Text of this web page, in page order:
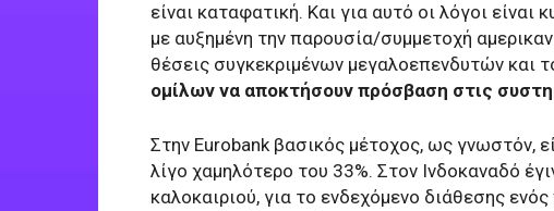
είναι καταφατική. Και για αυτό οι λόγοι είναι
με αυξημένη την παρουσία/συμμετοχή
θέσεις συγκεκριμένων μεγαλοεπενδυτών και
ομίλων να αποκτήσουν πρόσβαση στις
Στην Eurobank βασικός μέτοχος, ως γνωστόν,
λίγο χαμηλότερο του 33%. Στον Ινδοκαναδό
καλοκαιριού, για το ενδεχόμενο διάθεσης